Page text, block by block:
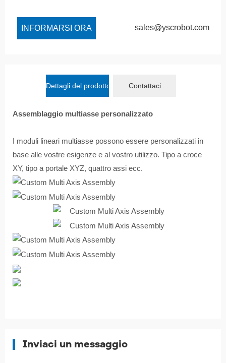
INFORMARSI ORA sales@yscrobot.com
Dettagli del prodotto Contattaci
Assemblaggio multiasse personalizzato
I moduli lineari multiasse possono essere personalizzati in
base alle vostre esigenze e al vostro utilizzo. Tipo a croce
XY, tipo a portale XYZ, quattro assi ecc.
Inviaci un messaggio